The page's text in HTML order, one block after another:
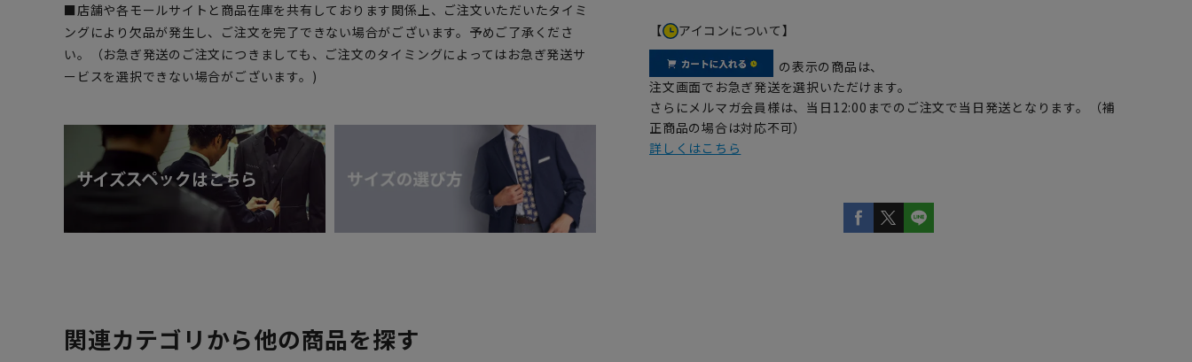
■店舗や各モールサイトと商品在庫を共有しております関係上、ご注文いただいたタイミ
ングにより欠品が発生し、ご注文を完了できない場合がございます。予めご了承くださ
い。（お急ぎ発送のご注文につきましても、ご注文のタイミングによってはお急ぎ発送サ
ービスを選択できない場合がございます。)
【 アイコンについて】
の表示の商品は、
注文画面でお急ぎ発送を選択いただけます。
さらにメルマガ会員様は、当日12:00までのご注文で当日発送となります。（補
正商品の場合は対応不可）
詳しくはこちら
関連カテゴリから他の商品を探す